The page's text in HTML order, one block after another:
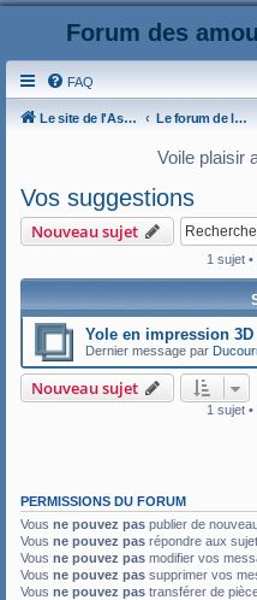
Forum des
FAQ
Le site de l'AspryOK Le forum de la Yole-OK
Voile plaisir
Vos suggestions
Nouveau sujet
1 sujet
Yole en impression 3D
Dernier message par
Nouveau sujet
1 sujet
PERMISSIONS DU FORUM
Vous ne pouvez pas publier de
Vous ne pouvez pas répondre aux
Vous ne pouvez pas modifier vos
Vous ne pouvez pas supprimer vos
Vous ne pouvez pas transférer de